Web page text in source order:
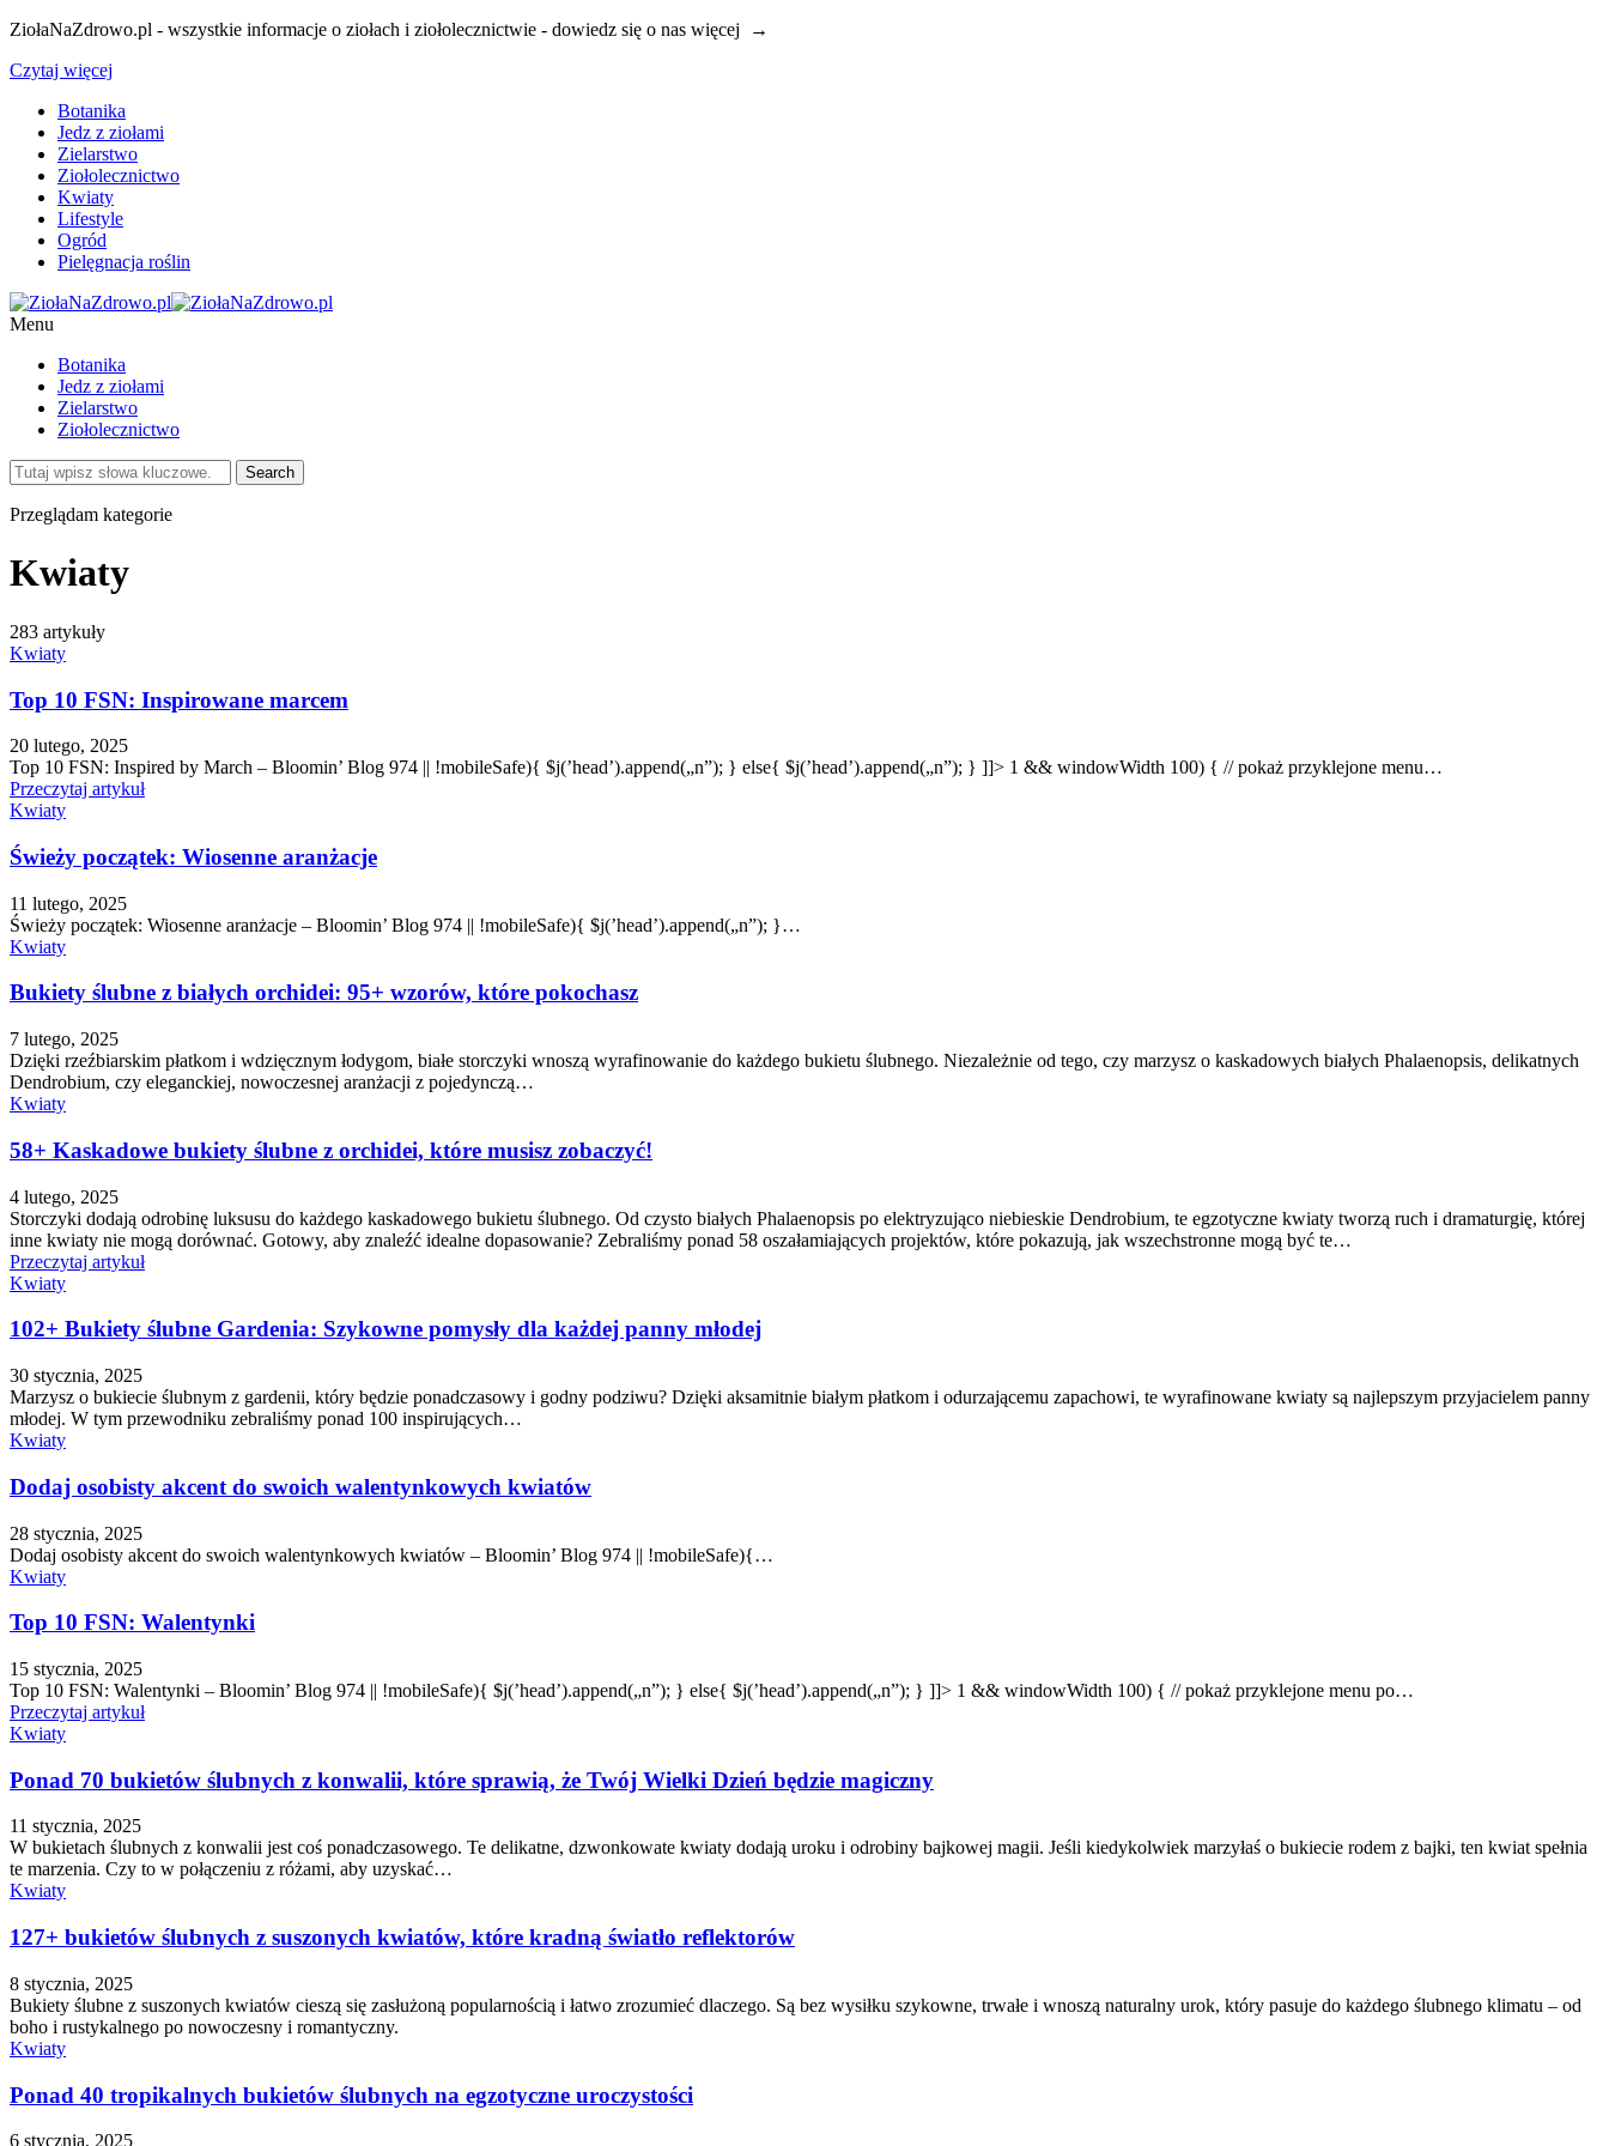
ZiołaNaZdrowo.pl - wszystkie informacje o ziołach i ziołolecznictwie - dowiedz się o nas więcej →
Czytaj więcej
Botanika
Jedz z ziołami
Zielarstwo
Ziołolecznictwo
Kwiaty
Lifestyle
Ogród
Pielęgnacja roślin
Menu
Botanika
Jedz z ziołami
Zielarstwo
Ziołolecznictwo
Przeglądam kategorie
Kwiaty
283 artykuły
Kwiaty
Top 10 FSN: Inspirowane marcem
20 lutego, 2025
Top 10 FSN: Inspired by March – Bloomin’ Blog 974 || !mobileSafe){ $j(’head’).append(„n”); } else{ $j(’head’).append(„n”); } ]]> 1 && windowWidth 100) { // pokaż przyklejone menu…
Przeczytaj artykuł
Kwiaty
Świeży początek: Wiosenne aranżacje
11 lutego, 2025
Świeży początek: Wiosenne aranżacje – Bloomin’ Blog 974 || !mobileSafe){ $j(’head’).append(„n”); }…
Kwiaty
Bukiety ślubne z białych orchidei: 95+ wzorów, które pokochasz
7 lutego, 2025
Dzięki rzeźbiarskim płatkom i wdzięcznym łodygom, białe storczyki wnoszą wyrafinowanie do każdego bukietu ślubnego. Niezależnie od tego, czy marzysz o kaskadowych białych Phalaenopsis, delikatnych
Dendrobium, czy eleganckiej, nowoczesnej aranżacji z pojedynczą…
Kwiaty
58+ Kaskadowe bukiety ślubne z orchidei, które musisz zobaczyć!
4 lutego, 2025
Storczyki dodają odrobinę luksusu do każdego kaskadowego bukietu ślubnego. Od czysto białych Phalaenopsis po elektryzująco niebieskie Dendrobium, te egzotyczne kwiaty tworzą ruch i dramaturgię, której
inne kwiaty nie mogą dorównać. Gotowy, aby znaleźć idealne dopasowanie? Zebraliśmy ponad 58 oszałamiających projektów, które pokazują, jak wszechstronne mogą być te…
Przeczytaj artykuł
Kwiaty
102+ Bukiety ślubne Gardenia: Szykowne pomysły dla każdej panny młodej
30 stycznia, 2025
Marzysz o bukiecie ślubnym z gardenii, który będzie ponadczasowy i godny podziwu? Dzięki aksamitnie białym płatkom i odurzającemu zapachowi, te wyrafinowane kwiaty są najlepszym przyjacielem panny
młodej. W tym przewodniku zebraliśmy ponad 100 inspirujących…
Kwiaty
Dodaj osobisty akcent do swoich walentynkowych kwiatów
28 stycznia, 2025
Dodaj osobisty akcent do swoich walentynkowych kwiatów – Bloomin’ Blog 974 || !mobileSafe){…
Kwiaty
Top 10 FSN: Walentynki
15 stycznia, 2025
Top 10 FSN: Walentynki – Bloomin’ Blog 974 || !mobileSafe){ $j(’head’).append(„n”); } else{ $j(’head’).append(„n”); } ]]> 1 && windowWidth 100) { // pokaż przyklejone menu po…
Przeczytaj artykuł
Kwiaty
Ponad 70 bukietów ślubnych z konwalii, które sprawią, że Twój Wielki Dzień będzie magiczny
11 stycznia, 2025
W bukietach ślubnych z konwalii jest coś ponadczasowego. Te delikatne, dzwonkowate kwiaty dodają uroku i odrobiny bajkowej magii. Jeśli kiedykolwiek marzyłaś o bukiecie rodem z bajki, ten kwiat spełnia
te marzenia. Czy to w połączeniu z różami, aby uzyskać…
Kwiaty
127+ bukietów ślubnych z suszonych kwiatów, które kradną światło reflektorów
8 stycznia, 2025
Bukiety ślubne z suszonych kwiatów cieszą się zasłużoną popularnością i łatwo zrozumieć dlaczego. Są bez wysiłku szykowne, trwałe i wnoszą naturalny urok, który pasuje do każdego ślubnego klimatu – od
boho i rustykalnego po nowoczesny i romantyczny.
Kwiaty
Ponad 40 tropikalnych bukietów ślubnych na egzotyczne uroczystości
6 stycznia, 2025